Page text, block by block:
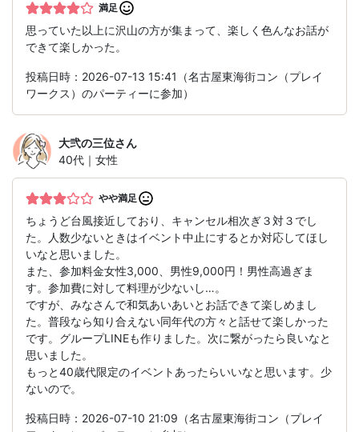
満足
思っていた以上に沢山の方が集まって、楽しく色んなお話が
できて楽しかった。
投稿日時：2026-07-13 15:41（名古屋東海街コン（プレイ
ワークス）のパーティーに参加）
大弐の三位さん
40代｜女性
やや満足
ちょうど台風接近しており、キャンセル相次ぎ３対３でし
た。人数少ないときはイベント中止にするとか対応してほし
いなと思いました。
また、参加料金女性3,000、男性9,000円！男性高過ぎま
す。参加費に対して料理が少ないし…。
ですが、みなさんで和気あいあいとお話できて楽しめまし
た。普段なら知り合えない同年代の方々と話せて楽しかった
です。グループLINEも作りました。次に繋がったら良いなと
思いました。
もっと40歳代限定のイベントあったらいいなと思います。少
ないので。
投稿日時：2026-07-10 21:09（名古屋東海街コン（プレイ